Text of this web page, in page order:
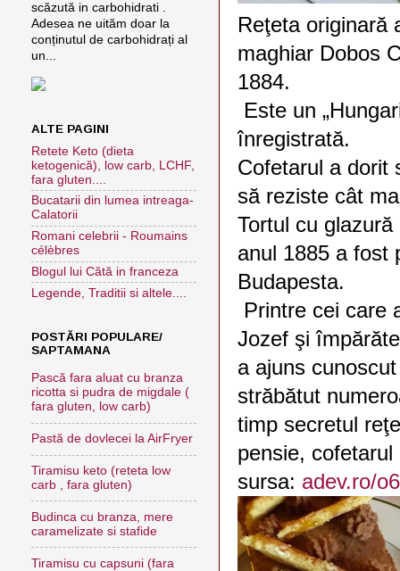
Reţeta originară
maghiar Dobos
1884.
Este un
înregistrată.
Cofetarul a dorit
să reziste cât
Tortul cu
anul 1885 a fost
Budapesta.
Printre cei care
Jozef şi
a ajuns
străbătut
timp secretul
pensie,
sursa: adev.ro/
scăzută in carbohidrati .
Adesea ne uităm doar la
conținutul de carbohidrați al
un...
ALTE PAGINI
Retete Keto (dieta
ketogenică), low carb, LCHF,
fara gluten....
Bucatarii din lumea intreaga-
Calatorii
Romani celebrii - Roumains
célèbres
Blogul lui Cătă in franceza
Legende, Traditii si altele....
POSTĂRI POPULARE/
SAPTAMANA
Pască fara aluat cu branza
ricotta si pudra de migdale (
fara gluten, low carb)
Pastă de dovlecei la AirFryer
Tiramisu keto (reteta low
carb , fara gluten)
Budinca cu branza, mere
caramelizate si stafide
Tiramisu cu capsuni (fara